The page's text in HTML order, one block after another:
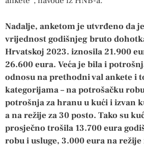
Nadalje, anketom je utvrđeno da
vrijednost godišnjeg bruto
Hrvatskoj 2023. iznosila 21.900
26.600 eura. Veća je bila i
odnosu na prethodni val ankete i
kategorijama – na potrošačku
potrošnja za hranu u kući i izvan
a na režije za 30 posto. Tako su
prosječno trošila 13.700 eura
robu i usluge, 3.000 eura na